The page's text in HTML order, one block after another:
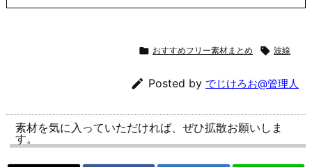
 おすすめフリー素材まとめ  波線
 Posted by でじけろお@管理人
素材を気に入っていただければ、ぜひ拡散お願いしま
す。